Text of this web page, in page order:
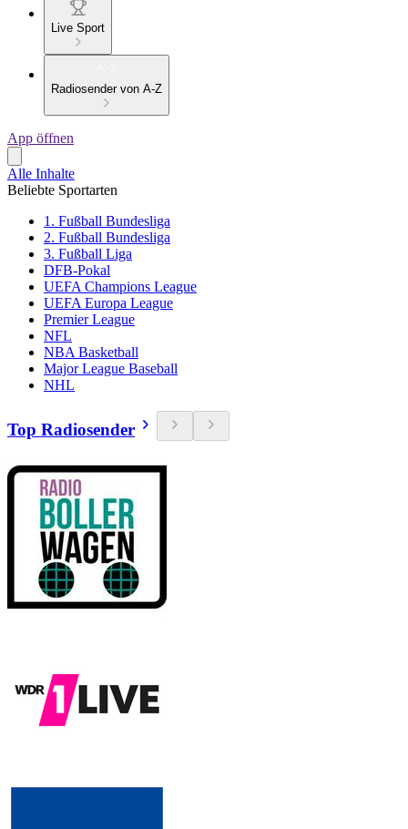
Live Sport
Radiosender von A-Z
App öffnen
Alle Inhalte
Beliebte Sportarten
1. Fußball Bundesliga
2. Fußball Bundesliga
3. Fußball Liga
DFB-Pokal
UEFA Champions League
UEFA Europa League
Premier League
NFL
NBA Basketball
Major League Baseball
NHL
Top Radiosender